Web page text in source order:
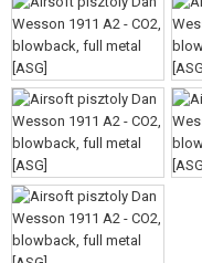
KIEGÉSZÍTŐK,
PÓTALKATRÉSZEK
FEGYVER JAVÍTÁS ÉS
ÖNVÉDELMI
CÉLOK, LŐLAP